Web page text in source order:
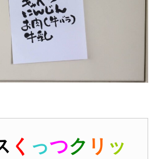
く っつク リ ッ